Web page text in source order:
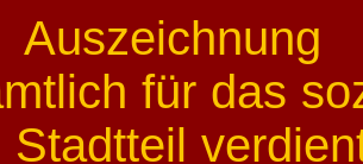
für das
Stadtteil